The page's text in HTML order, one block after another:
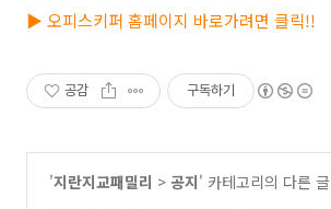
▶ 오피스키퍼 홈페이지 바로가려면 클릭!!
공감 구독하기
'지란지교패밀리 > 공지' 카테고리의 다른 글